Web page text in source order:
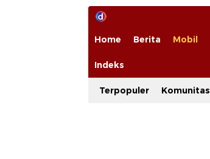
Home Berita Mobil
Indeks
Terpopuler Komunitas